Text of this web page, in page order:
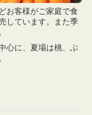
お客様がご家庭で食
しています。また季
心に、夏場は桃、ぶ